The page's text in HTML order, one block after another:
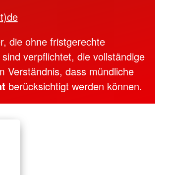
die ohne fristgerechte
verpflichtet, die vollständige
Verständnis, dass mündliche
berücksichtigt werden können.